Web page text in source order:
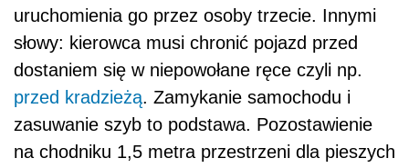
uruchomienia go przez osoby trzecie. Innymi
słowy: kierowca musi chronić pojazd przed
dostaniem się w niepowołane ręce czyli np.
przed kradzieżą. Zamykanie samochodu i
zasuwanie szyb to podstawa. Pozostawienie
na chodniku 1,5 metra przestrzeni dla pieszych